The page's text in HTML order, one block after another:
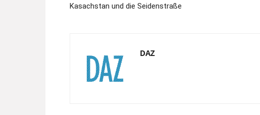
Kasachstan und die Seidenstraße
DAZ